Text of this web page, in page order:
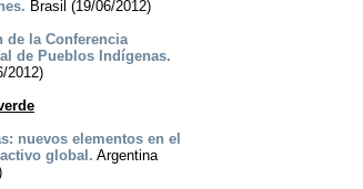
Brasil (19/06/2012)
de la Conferencia
de Pueblos Indígenas.
2012)
nuevos elementos en el
global. Argentina